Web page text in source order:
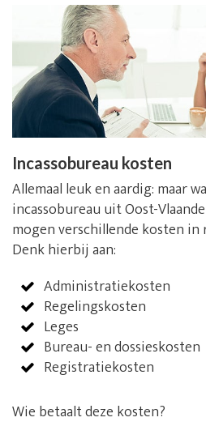
Incassobureau kosten
Allemaal leuk en aardig: maar
incassobureau uit Oost-
mogen verschillende kosten
Denk hierbij aan:
Administratiekosten
Regelingskosten
Leges
Bureau- en dossieskosten
Registratiekosten
Wie betaalt deze kosten?